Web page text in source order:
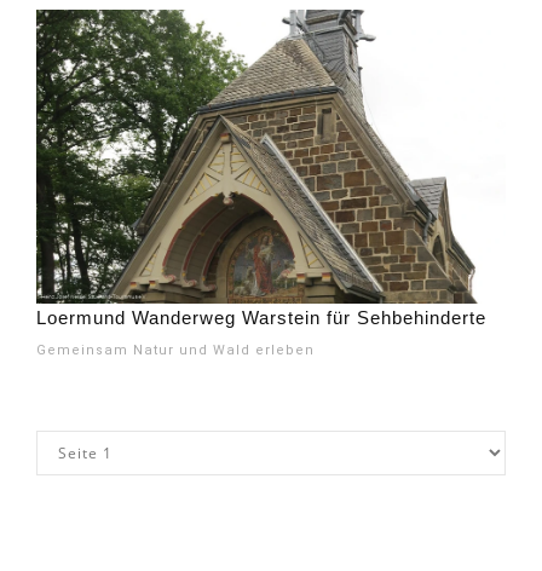
Loermund Wanderweg Warstein für Sehbehinderte
Gemeinsam Natur und Wald erleben